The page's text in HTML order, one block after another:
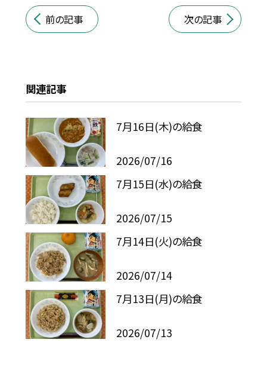
前の記事 次の記事
関連記事
7月16日(木)の給食
2026/07/16
7月15日(水)の給食
2026/07/15
7月14日(火)の給食
2026/07/14
7月13日(月)の給食
2026/07/13